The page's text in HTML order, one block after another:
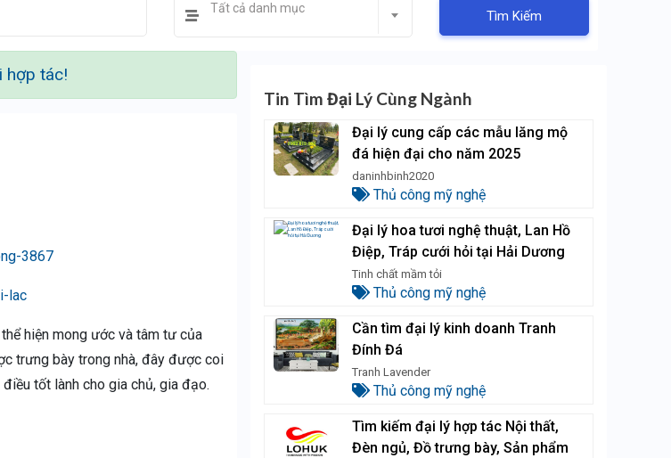
Tất cả danh mục Tìm Kiếm
hợp tác!
3867
lac
hiện mong ước và tâm tư của
trưng bày trong nhà, đây được coi
tốt lành cho gia chủ, gia đạo.
Tin Tìm Đại Lý Cùng Ngành
Đại lý cung cấp các mẫu lăng mộ
đá hiện đại cho năm 2025
daninhbinh2020
Thủ công mỹ nghệ
Đại lý hoa tươi nghệ thuật, Lan Hồ
Điệp, Tráp cưới hỏi tại Hải Dương
Tinh chất mầm tỏi
Thủ công mỹ nghệ
Cần tìm đại lý kinh doanh Tranh
Đính Đá
Tranh Lavender
Thủ công mỹ nghệ
Tìm kiếm đại lý hợp tác Nội thất,
Đèn ngủ, Đồ trưng bày, Sản phẩm